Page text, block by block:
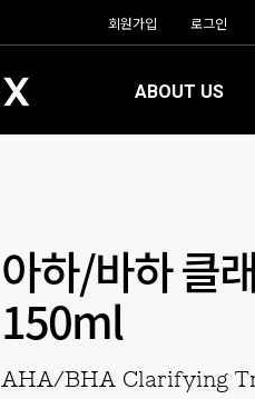
회원가입 로그인
ABOUT US
아하/바하 클
150ml
AHA/BHA Clarifying